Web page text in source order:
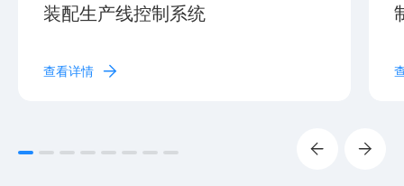
装配生产线控制系统
查看详情